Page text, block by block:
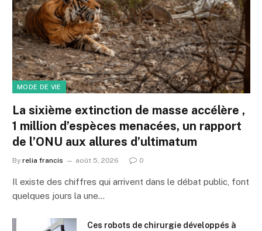
MODE DE VIE
La sixième extinction de masse accélère ,
1 million d’espèces menacées, un rapport
de l’ONU aux allures d’ultimatum
By relia francis août 5, 2026 0
Il existe des chiffres qui arrivent dans le débat public, font
quelques jours la une…
Ces robots de chirurgie développés à